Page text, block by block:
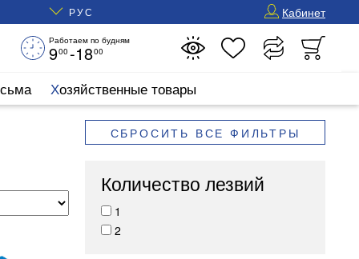
РУС Кабинет
Работаем по будням
900 -1800
Хозяйственные товары
СБРОСИТЬ ВСЕ ФИЛЬТРЫ
Количество лезвий
1
2